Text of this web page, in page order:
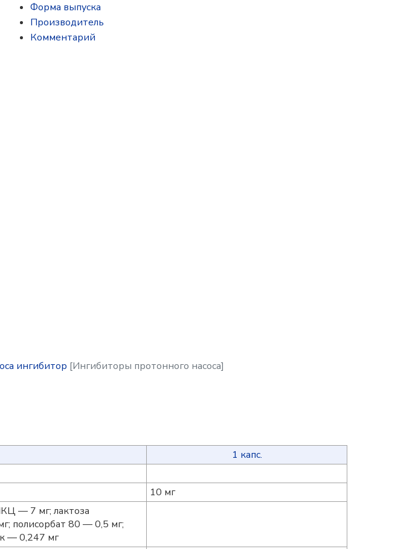
Форма выпуска
Производитель
Комментарий
ингибитор [Ингибиторы протонного насоса]
1 капс.
10 мг
— 7 мг; лактоза
полисорбат 80 — 0,5 мг;
— 0,247 мг